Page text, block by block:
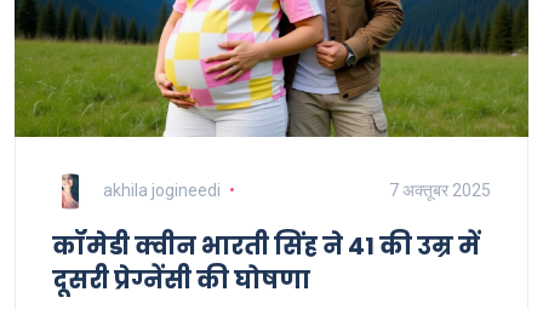
akhila jogineedi 7 अक्तूबर 2025
कॉमेडी क्वीन भारती सिंह ने 41 की उम्र में
दूसरी प्रेग्नेंसी की घोषणा